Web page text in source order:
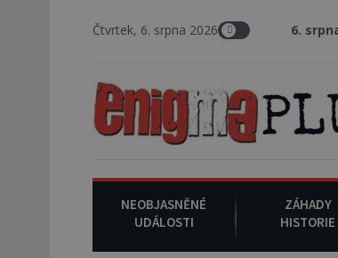
Čtvrtek, 6. srpna 20266. srpna 1930 :
NEOBJASNĚNÉ
UDÁLOSTI
ZÁHADY
HISTORIE